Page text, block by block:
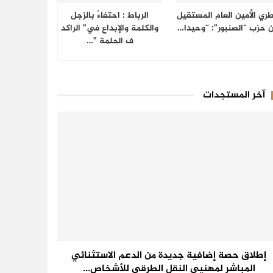
الأمين العام المستقيل
حزب “الصنبور”: “وحيدا…
الرباط : احتفاءٌ بالزجل
والكلمة والإبداع في” الراكد
ف الحلمة ”…
آخر المستجدات
إطلاق حصة إضافية جديدة من الدعم الاستثنائي
المباشر لمهنيي النقل الطرقي للأشخاص…